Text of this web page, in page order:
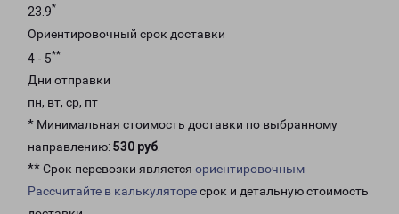
23.9*
Ориентировочный срок доставки
4 - 5**
Дни отправки
пн, вт, ср, пт
* Минимальная стоимость доставки по выбранному
направлению: 530 руб.
** Срок перевозки является ориентировочным
Рассчитайте в калькуляторесрок и детальную стоимость